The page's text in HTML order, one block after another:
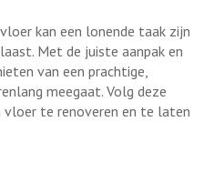
kan een lonende taak zijn
Met de juiste aanpak en
van een prachtige,
meegaat. Volg deze
vloer te renoveren en te laten